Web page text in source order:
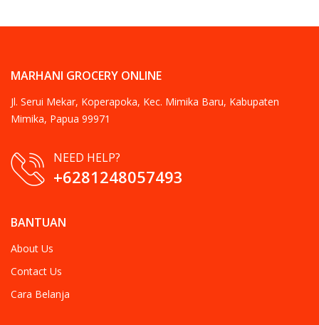
MARHANI GROCERY ONLINE
Jl. Serui Mekar, Koperapoka, Kec. Mimika Baru, Kabupaten
Mimika, Papua 99971
NEED HELP?
+6281248057493
BANTUAN
About Us
Contact Us
Cara Belanja